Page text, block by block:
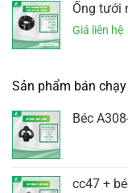
Ống tưới
Sản phẩm bán chạy
Béc
cc47 +